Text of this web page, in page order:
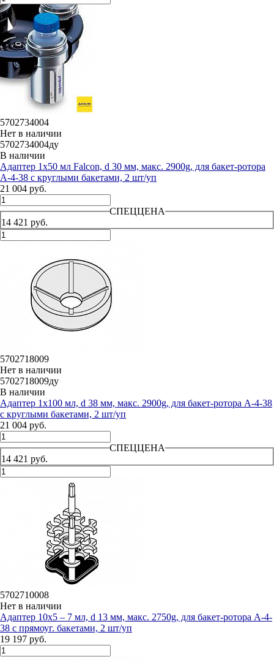
5702734004
Нет в наличии
5702734004ду
В наличии
Адаптер 1х50 мл Falcon, d 30 мм, макс. 2900g, для бакет-ротора
А-4-38 с круглыми бакетами, 2 шт/уп
21 004 руб.
СПЕЦЦЕНА
14 421 руб.
5702718009
Нет в наличии
5702718009ду
В наличии
Адаптер 1х100 мл, d 38 мм, макс. 2900g, для бакет-ротора А-4-38
с круглыми бакетами, 2 шт/уп
21 004 руб.
СПЕЦЦЕНА
14 421 руб.
5702710008
Нет в наличии
Адаптер 10х5 – 7 мл, d 13 мм, макс. 2750g, для бакет-ротора А-4-
38 с прямоуг. бакетами, 2 шт/уп
19 197 руб.